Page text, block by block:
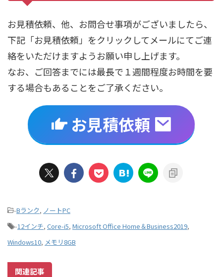
お見積依頼、他、お問合せ事項がございましたら、
下記「お見積依頼」をクリックしてメールにてご連
絡をいただけますようお願い申し上げます。
なお、ご回答までには最長で１週間程度お時間を要
する場合もあることをご了承ください。
お見積依頼
-Bランク, ノートPC
-12インチ, Core-i5, Microsoft Office Home＆Business2019,
Windows10, メモリ8GB
関連記事